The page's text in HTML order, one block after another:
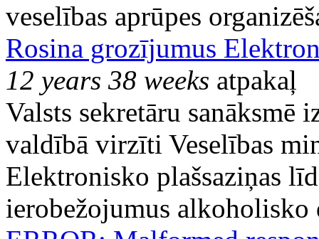
veselības aprūpes
Rosina grozījumus
12 years 38 weeks atpakaļ
Valsts sekretāru sanāksmē
valdībā virzīti Veselības
Elektronisko plašsaziņas
ierobežojumus alkoholisko